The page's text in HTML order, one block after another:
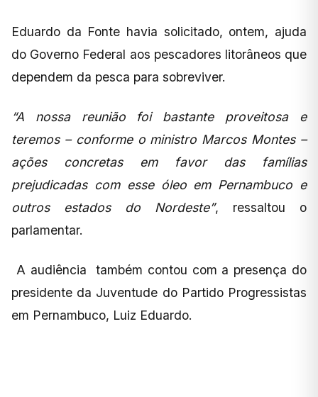
Eduardo da Fonte havia solicitado, ontem, ajuda
do Governo Federal aos pescadores litorâneos que
dependem da pesca para sobreviver.
“A nossa reunião foi bastante proveitosa e
teremos – conforme o ministro Marcos Montes –
ações concretas em favor das famílias
prejudicadas com esse óleo em Pernambuco e
outros estados do Nordeste”, ressaltou o
parlamentar.
A audiência também contou com a presença do
presidente da Juventude do Partido Progressistas
em Pernambuco, Luiz Eduardo.